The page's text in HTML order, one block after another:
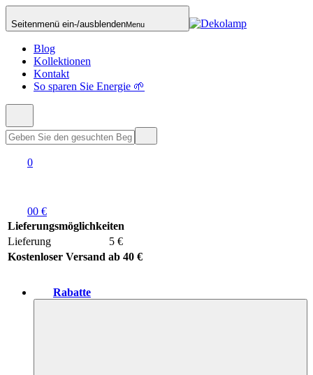
Seitenmenü ein-/ausblendenMenu
Blog
Kollektionen
Kontakt
So sparen Sie Energie 🌱
0
00 €
Lieferungsmöglichkeiten
Lieferung
5 €
Kostenloser Versand ab 40 €
Rabatte